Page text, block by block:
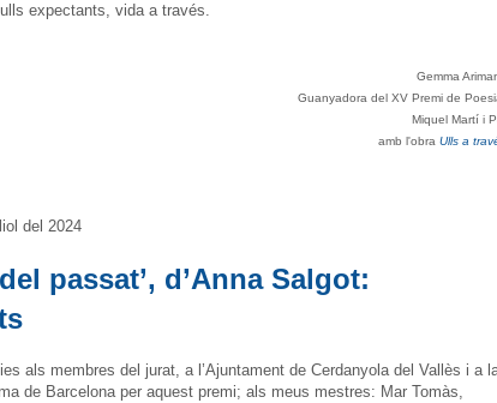
expectants, vida a través.
Gemma
Guanyadora del XV Premi de
Miquel Martí i
amb l'obra Ulls a
del 2024
passat’, d’Anna Salgot:
als membres del jurat, a l’Ajuntament de Cerdanyola del Vallès i a
de Barcelona per aquest premi; als meus mestres: Mar Tomàs,